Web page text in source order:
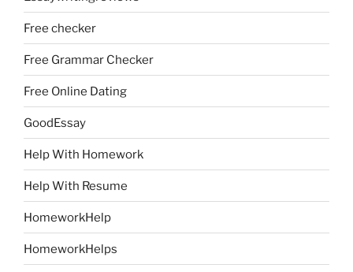
Free checker
Free Grammar Checker
Free Online Dating
GoodEssay
Help With Homework
Help With Resume
HomeworkHelp
HomeworkHelps